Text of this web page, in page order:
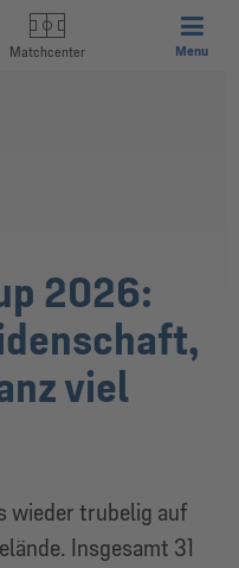
Matchcenter Menu
2026:
viel
wieder trubelig auf
Insgesamt 31